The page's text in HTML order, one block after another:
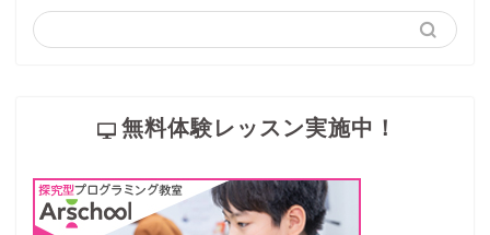
無料体験レッスン実施中！